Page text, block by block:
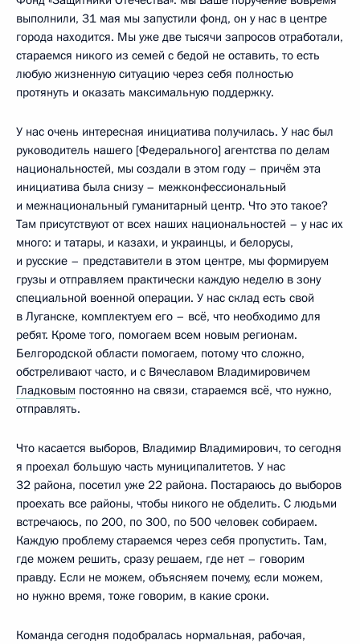
выполнили, 31 мая мы запустили фонд, он у нас в центре
города находится. Мы уже две тысячи запросов отработали,
стараемся никого из семей с бедой не оставить, то есть
любую жизненную ситуацию через себя полностью
протянуть и оказать максимальную поддержку.
У нас очень интересная инициатива получилась. У нас был
руководитель нашего [Федерального] агентства по делам
национальностей, мы создали в этом году – причём эта
инициатива была снизу – межконфессиональный
и межнациональный гуманитарный центр. Что это такое?
Там присутствуют от всех наших национальностей – у нас их
много: и татары, и казахи, и украинцы, и белорусы,
и русские – представители в этом центре, мы формируем
грузы и отправляем практически каждую неделю в зону
специальной военной операции. У нас склад есть свой
в Луганске, комплектуем его – всё, что необходимо для
ребят. Кроме того, помогаем всем новым регионам.
Белгородской области помогаем, потому что сложно,
обстреливают часто, и с Вячеславом Владимировичем
Гладковым постоянно на связи, стараемся всё, что нужно,
отправлять.
Что касается выборов, Владимир Владимирович, то сегодня
я проехал большую часть муниципалитетов. У нас
32 района, посетил уже 22 района. Постараюсь до выборов
проехать все районы, чтобы никого не обделить. С людьми
встречаюсь, по 200, по 300, по 500 человек собираем.
Каждую проблему стараемся через себя пропустить. Там,
где можем решить, сразу решаем, где нет – говорим
правду. Если не можем, объясняем почему, если можем,
но нужно время, тоже говорим, в какие сроки.
Команда сегодня подобралась нормальная, рабочая,